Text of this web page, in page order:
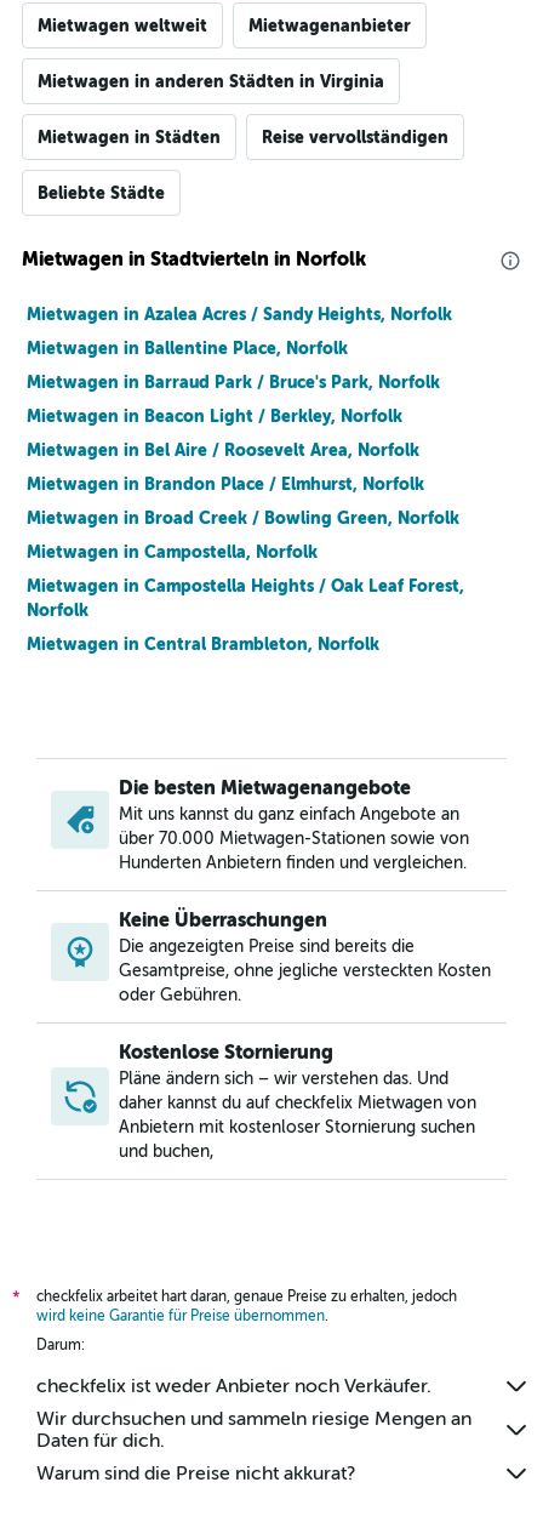
Mietwagen weltweit Mietwagenanbieter
Mietwagen in anderen Städten in Virginia
Mietwagen in Städten Reise vervollständigen
Beliebte Städte
Mietwagen in Stadtvierteln in Norfolk
Mietwagen in Azalea Acres / Sandy Heights, Norfolk
Mietwagen in Ballentine Place, Norfolk
Mietwagen in Barraud Park / Bruce's Park, Norfolk
Mietwagen in Beacon Light / Berkley, Norfolk
Mietwagen in Bel Aire / Roosevelt Area, Norfolk
Mietwagen in Brandon Place / Elmhurst, Norfolk
Mietwagen in Broad Creek / Bowling Green, Norfolk
Mietwagen in Campostella, Norfolk
Mietwagen in Campostella Heights / Oak Leaf Forest,
Norfolk
Mietwagen in Central Brambleton, Norfolk
Mietwagen in Colonial Heights, Norfolk
Mietwagen in Colonial Place, Norfolk
Mietwagen in Coronado / Inglenook Park, Norfolk
Mietwagen in Crown Point / River Oaks, Norfolk
Mietwagen in Downtown, Norfolk
Mietwagen in Elizabeth Part / Glenrock / Newtown South,
Die besten Mietwagenangebote
Mit uns kannst du ganz einfach Angebote an
über 70.000 Mietwagen-Stationen sowie von
Hunderten Anbietern finden und vergleichen.
Keine Überraschungen
Die angezeigten Preise sind bereits die
Gesamtpreise, ohne jegliche versteckten Kosten
oder Gebühren.
Kostenlose Stornierung
Pläne ändern sich – wir verstehen das. Und
daher kannst du auf checkfelix Mietwagen von
Anbietern mit kostenloser Stornierung suchen
und buchen,
*
checkfelix arbeitet hart daran, genaue Preise zu erhalten, jedoch
wird keine Garantie für Preise übernommen.
Darum:
checkfelix ist weder Anbieter noch Verkäufer.
Wir durchsuchen und sammeln riesige Mengen an
Daten für dich.
Warum sind die Preise nicht akkurat?